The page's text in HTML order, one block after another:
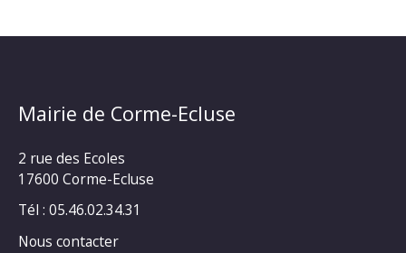
Mairie de Corme-Ecluse
2 rue des Ecoles
17600 Corme-Ecluse
Tél : 05.46.02.34.31
Nous contacter